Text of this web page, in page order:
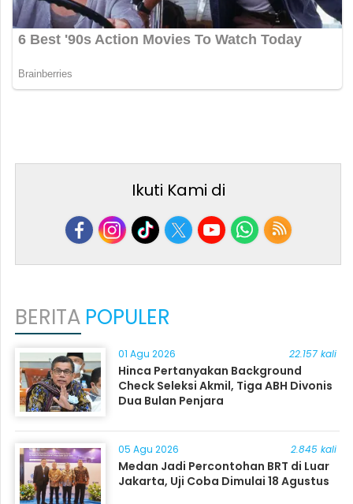
Ikuti Kami di
BERITA POPULER
01 Agu 2026 22.157 kali
Hinca Pertanyakan Background
Check Seleksi Akmil, Tiga ABH Divonis
Dua Bulan Penjara
05 Agu 2026 2.845 kali
Medan Jadi Percontohan BRT di Luar
Jakarta, Uji Coba Dimulai 18 Agustus